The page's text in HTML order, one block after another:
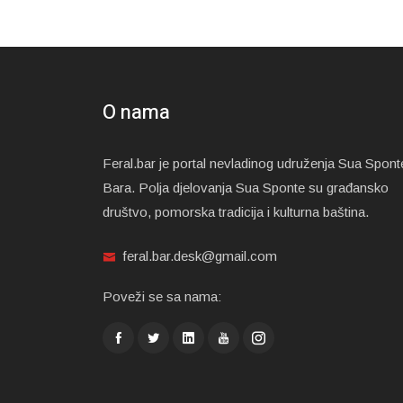
O nama
Feral.bar je portal nevladinog udruženja Sua
Bara. Polja djelovanja Sua Sponte su građansko
društvo, pomorska tradicija i kulturna baština.
feral.bar.desk@gmail.com
Poveži se sa nama: